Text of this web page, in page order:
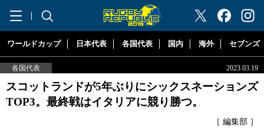
"ラグビーリパブリック"
ワールドカップ 日本代表 各国代表 国内 海外 セブンズ
各国代表 2023.03.19
スコットランドが5年ぶりにシックスネーションズ
TOP3。最終戦はイタリアに競り勝つ。
［ 編集部 ］